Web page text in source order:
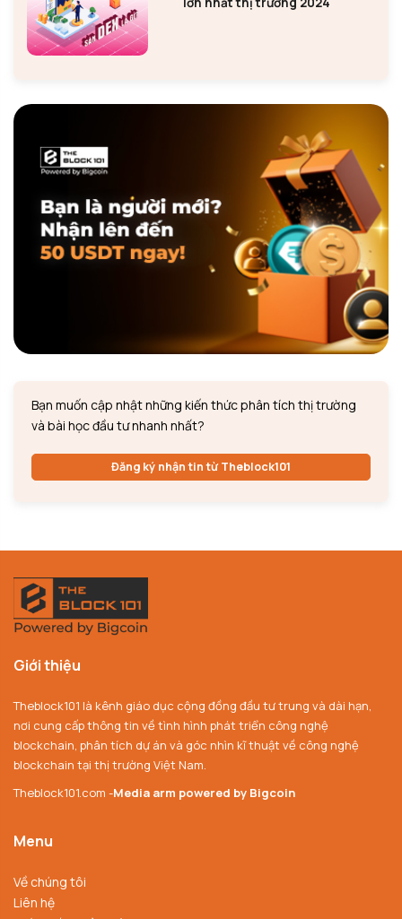
Bạn muốn cập nhật những kiến thức phân tích thị trường
và bài học đầu tư nhanh nhất?
Đăng ký nhận tin từ Theblock101
Giới thiệu
Theblock101 là kênh giáo dục cộng đồng đầu tư trung và dài hạn,
nơi cung cấp thông tin về tình hình phát triển công nghệ
blockchain, phân tích dự án và góc nhìn kĩ thuật về công nghệ
blockchain tại thị trường Việt Nam.
Theblock101.com -Media arm powered by Bigcoin
Menu
Về chúng tôi
Liên hệ